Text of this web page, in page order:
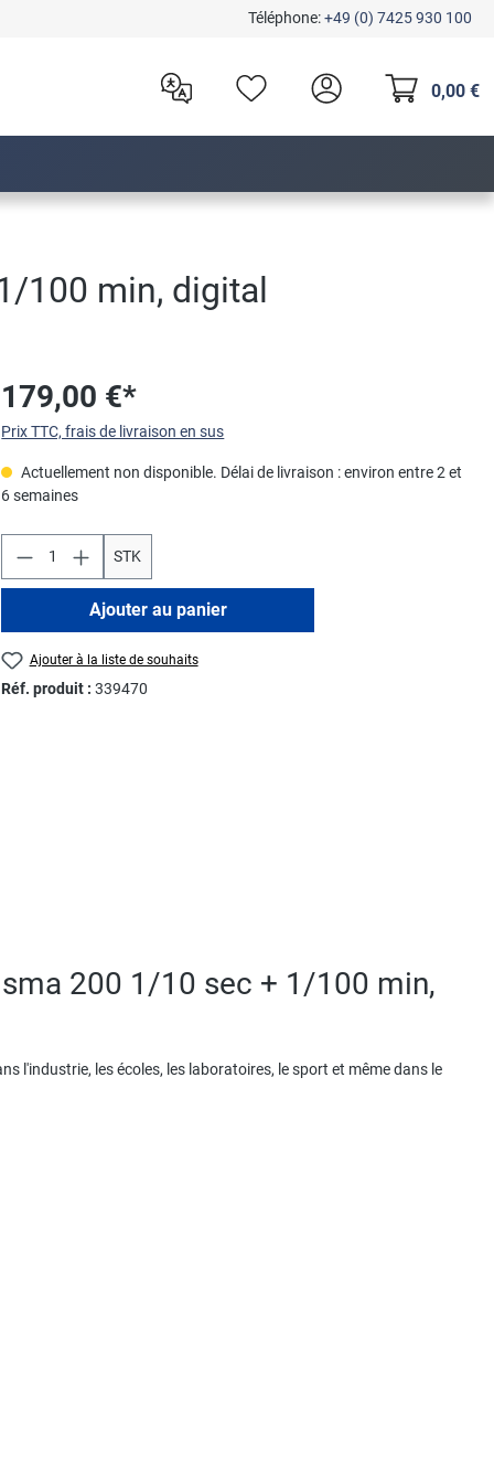
Téléphone:+49 (0) 7425 930 100
0,00 €
100 min, digital
179,00 €*
Prix TTC, frais de livraison en sus
Actuellement non disponible. Délai de livraison : environ entre 2 et
6 semaines
STK
Ajouter au panier
Ajouter à la liste de souhaits
Réf. produit :339470
200 1/10 sec + 1/100 min,
l'industrie, les écoles, les laboratoires, le sport et même dans le